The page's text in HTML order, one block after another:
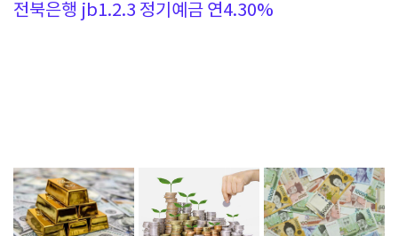
전북은행 jb1.2.3 정기예금 연4.30%